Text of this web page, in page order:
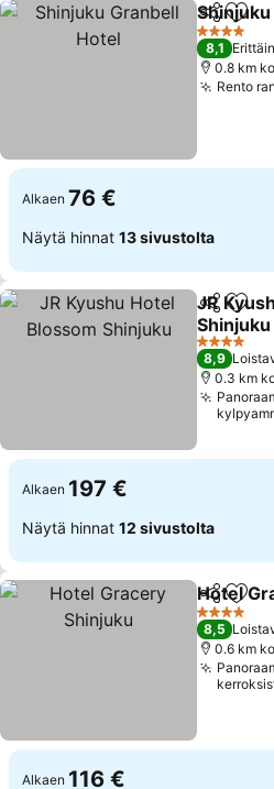
Jaa
4
8,1
0.8 km
Rento
Alkaen 76 €
Näytä hinnat 13 sivustolta
Jaa
JR
Shinjuku
Katso
4
8,9
0.3 km
Alkaen 197 €
Näytä hinnat 12 sivustolta
Jaa
Hotel
4
8,5
0.6 km
Alkaen 116 €